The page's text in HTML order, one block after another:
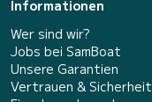
Informationen
Wer sind wir?
Jobs bei SamBoat
Unsere Garantien
Vertrauen & Sicherheit